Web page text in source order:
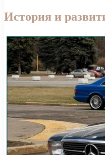
История и